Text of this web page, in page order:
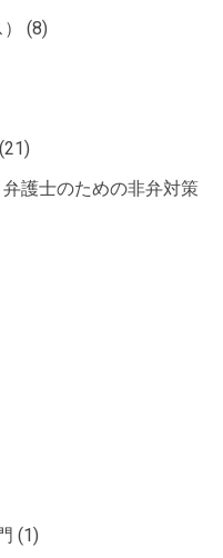
(8)
(21)
護士のための非弁対策
(1)